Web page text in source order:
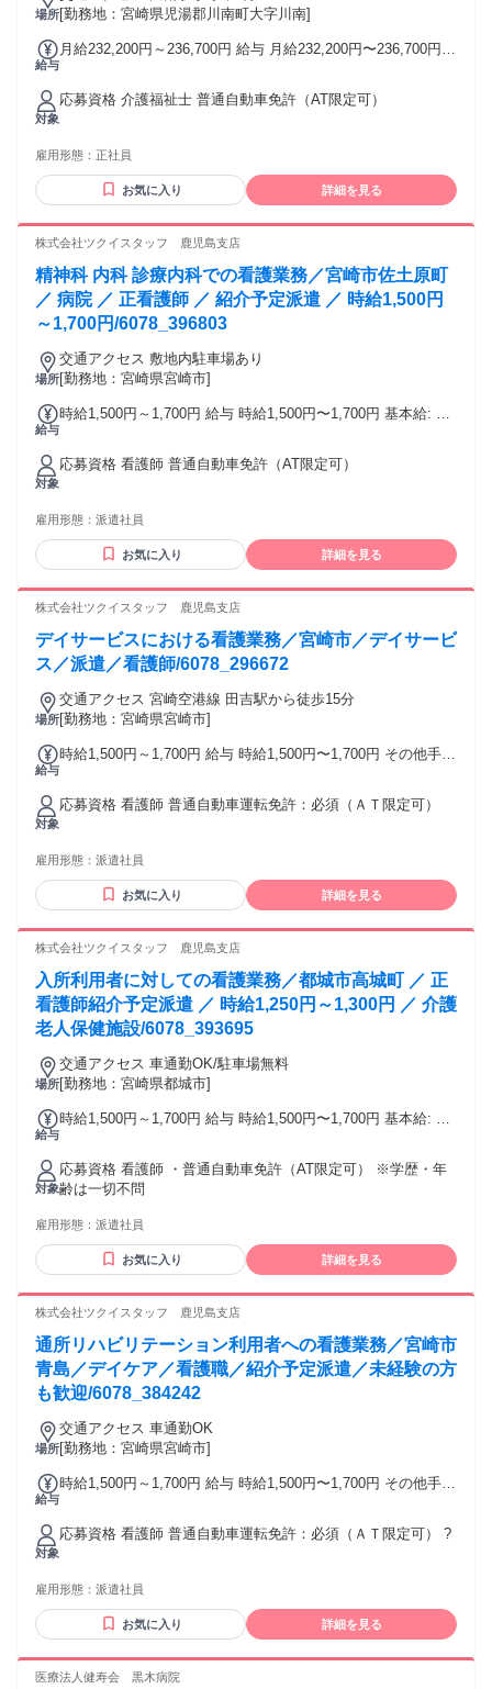
場所[勤務地：宮崎県児湯郡川南町大字川南]
給与
月給232,200円～236,700円 給与 月給232,200円〜236,700円
当：17,000円 処遇改善手当：4,000円 資格手当：10,000円 そ
の他手当: 夜勤手当：6,000円/回 住宅手当あり 家族手当あり
す。 賞与（前年度実績）: 年2回/計4.00ヶ月分 昇給（前年度
法）: 月末締め・当月28日払い 銀行振込
対象
応募資格 介護福祉士 普通自動車免許（AT限定可）
雇用形態： 正社員
お気に入り 詳細を見る
株式会社ツクイスタッフ 鹿児島支店
精神科 内科 診療内科での看護業務／宮崎市佐土原町
／ 病院 ／ 正看護師 ／ 紹介予定派遣 ／ 時給1,500円
～1,700円/6078_396803
場所
交通アクセス 敷地内駐車場あり
[勤務地：宮崎県宮崎市]
給与
時給1,500円～1,700円 給与 時給1,500円〜1,700円 基本給: 正
手当 夜勤手当：6,000円/回 賞与（前年度実績）: 無し 昇給
（前年度実績）: 無し 締日・支払日（支払い方法）: 月末締
対象
応募資格 看護師 普通自動車免許（AT限定可）
雇用形態： 派遣社員
お気に入り 詳細を見る
株式会社ツクイスタッフ 鹿児島支店
デイサービスにおける看護業務／宮崎市／デイサービ
ス／派遣／看護師/6078_296672
場所
交通アクセス 宮崎空港線 田吉駅から徒歩15分
[勤務地：宮崎県宮崎市]
給与
時給1,500円～1,700円 給与 時給1,500円〜1,700円 その他手
験を考慮の上決定 昇給（前年度実績）: あり：実績による 締
日・支払日（支払い方法）: 月末締め・翌月15日支払い 銀行
対象
応募資格 看護師 普通自動車運転免許：必須（ＡＴ限定可）
雇用形態： 派遣社員
お気に入り 詳細を見る
株式会社ツクイスタッフ 鹿児島支店
入所利用者に対しての看護業務／都城市高城町 ／ 正
看護師紹介予定派遣 ／ 時給1,250円～1,300円 ／ 介護
老人保健施設/6078_393695
場所
交通アクセス 車通勤OK/駐車場無料
[勤務地：宮崎県都城市]
給与
時給1,500円～1,700円 給与 時給1,500円〜1,700円 基本給: 正
当（22時～5時の間は25%増） 夜勤手当：6,000円/回 賞与
（前年度実績）: 無し 昇給（前年度実績）: 無し 締日・支払日
（支払い方法）: 末締め・翌15日支払い 銀行振込
対象
応募資格 看護師 ・普通自動車免許（AT限定可） ※学歴・年
齢は一切不問
雇用形態： 派遣社員
お気に入り 詳細を見る
株式会社ツクイスタッフ 鹿児島支店
通所リハビリテーション利用者への看護業務／宮崎市
青島／デイケア／看護職／紹介予定派遣／未経験の方
も歓迎/6078_384242
場所
交通アクセス 車通勤OK
[勤務地：宮崎県宮崎市]
給与
時給1,500円～1,700円 給与 時給1,500円〜1,700円 その他手
（支払い方法）: 月末締め・翌月15日払い 銀行振込
対象
応募資格 看護師 普通自動車運転免許：必須（ＡＴ限定可） ?
雇用形態： 派遣社員
お気に入り 詳細を見る
医療法人健寿会 黒木病院